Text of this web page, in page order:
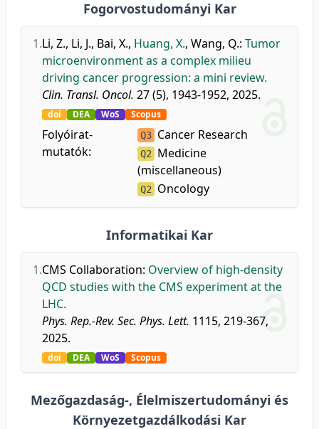
Fogorvostudományi Kar
1.Li, Z., Li, J., Bai, X., Huang, X., Wang, Q.: Tumor
microenvironment as a complex milieu
driving cancer progression: a mini review.
Clin. Transl. Oncol. 27 (5), 1943-1952, 2025.
doi DEA WoS Scopus
Folyóirat-
mutatók:
Q3 Cancer Research
Q2 Medicine
(miscellaneous)
Q2 Oncology
Informatikai Kar
1.CMS Collaboration: Overview of high-density
QCD studies with the CMS experiment at the
LHC.
Phys. Rep.-Rev. Sec. Phys. Lett. 1115, 219-367,
2025.
doi DEA WoS Scopus
Mezőgazdaság-, Élelmiszertudományi és
Környezetgazdálkodási Kar